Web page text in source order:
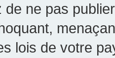
de ne pas
lois de votre